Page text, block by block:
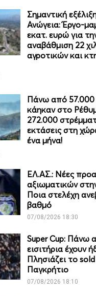
Σημαντική
Ανώγεια: Έργο-
εκατ. ευρώ για
αναβάθμιση 22
αγροτικών και
Πάνω από 57.000
κάηκαν στο
272.000
εκτάσεις στη
ένα μήνα!
ΕΛ.ΑΣ.: Νέες
αξιωματικών
Ποια στελέχη
βαθμό
07/08/2026 18:30
Super Cup: Πάνω
εισιτήρια έχουν
Πλησιάζει το
Παγκρήτιο
07/08/2026 18:10